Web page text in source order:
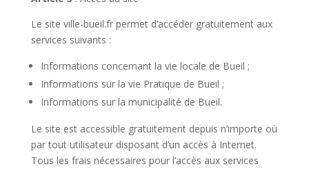
Le site ville-bueil.fr permet d’accéder gratuitement aux
services suivants :
Informations concernant la vie locale de Bueil ;
Informations sur la vie Pratique de Bueil ;
Informations sur la municipalité de Bueil.
Le site est accessible gratuitement depuis n’importe où
par tout utilisateur disposant d’un accès à Internet.
Tous les frais nécessaires pour l’accès aux services